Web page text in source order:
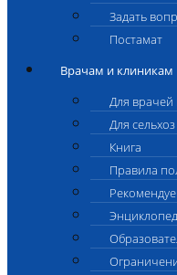
Задать
Постамат
Врачам и клиникам
Для врачей
Для
Книга
Правила